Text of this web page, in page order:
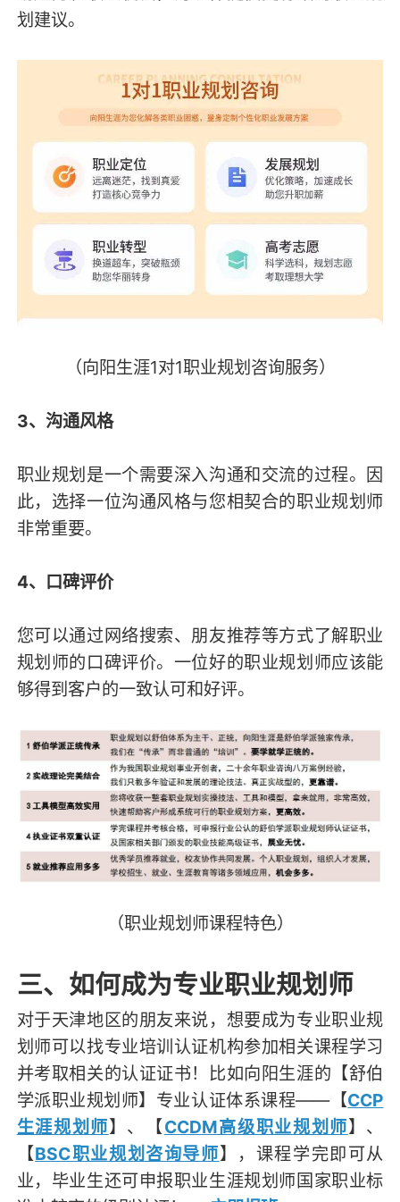
划建议。
（向阳生涯1对1职业规划咨询服务）
3、沟通风格
职业规划是一个需要深入沟通和交流的过程。因
此，选择一位沟通风格与您相契合的职业规划师
非常重要。
4、口碑评价
您可以通过网络搜索、朋友推荐等方式了解职业
规划师的口碑评价。一位好的职业规划师应该能
够得到客户的一致认可和好评。
（职业规划师课程特色）
三、如何成为专业职业规划师
对于天津地区的朋友来说，想要成为专业职业规
划师可以找专业培训认证机构参加相关课程学习
并考取相关的认证证书！比如向阳生涯的【舒伯
学派职业规划师】专业认证体系课程——【CCP
生涯规划师】、【CCDM高级职业规划师】、
【BSC职业规划咨询导师】，课程学完即可从
业，毕业生还可申报职业生涯规划师国家职业标